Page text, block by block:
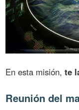
En esta misión,te
Reunión del